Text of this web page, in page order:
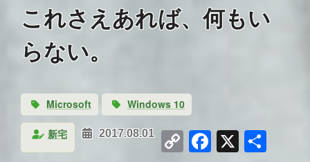
これさえあれば、何もい
らない。
Microsoft Windows 10
新宅 2017.08.01 CopyFacebook
X